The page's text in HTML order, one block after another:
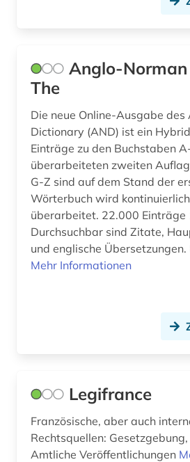
geschichte 1741 - 1927 (1)
geschichte 1751-1772 (1)
geschichte 1789-1870 (1)
geschichte 1791-1901 (1)
geschichte 1800-1950 (1)
geschichte 1827-1923 (1)
geschichte 1981-1995 (1)
geschichte 2017 (1)
Anglo-
The
Die neue Online-Ausgabe
Dictionary (AND) ist ein
Einträge zu den Buchstaben
überarbeiteten zweiten
G-Z sind auf dem Stand der
Wörterbuch wird
überarbeitet. 22.000
Durchsuchbar sind Zitate,
und englische Übersetzungen.
Mehr Informationen
Legifrance
Französische, aber auch
Rechtsquellen:
Amtliche Veröffentlichungen